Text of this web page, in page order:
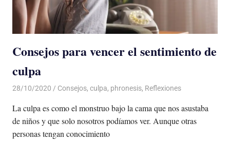
Consejos para vencer el sentimiento de
culpa
28/10/2020 De todo un Poco
Consejos, culpa, phronesis, Reflexiones
La culpa es como el monstruo bajo la cama que nos asustaba
de niños y que solo nosotros podíamos ver. Aunque otras
personas tengan conocimiento